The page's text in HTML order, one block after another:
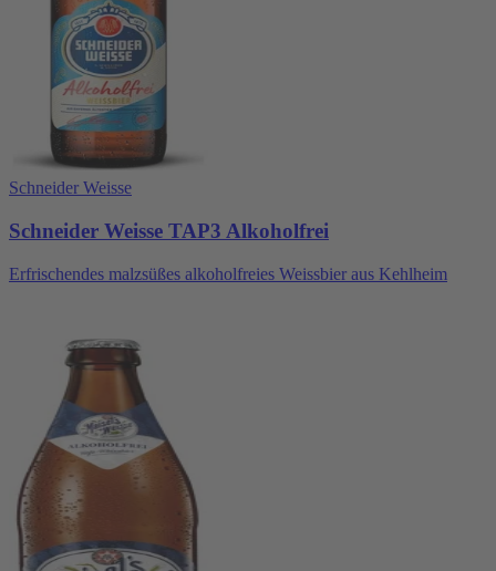
Schneider Weisse
Schneider Weisse TAP3 Alkoholfrei
Erfrischendes malzsüßes alkoholfreies Weissbier aus Kehlheim